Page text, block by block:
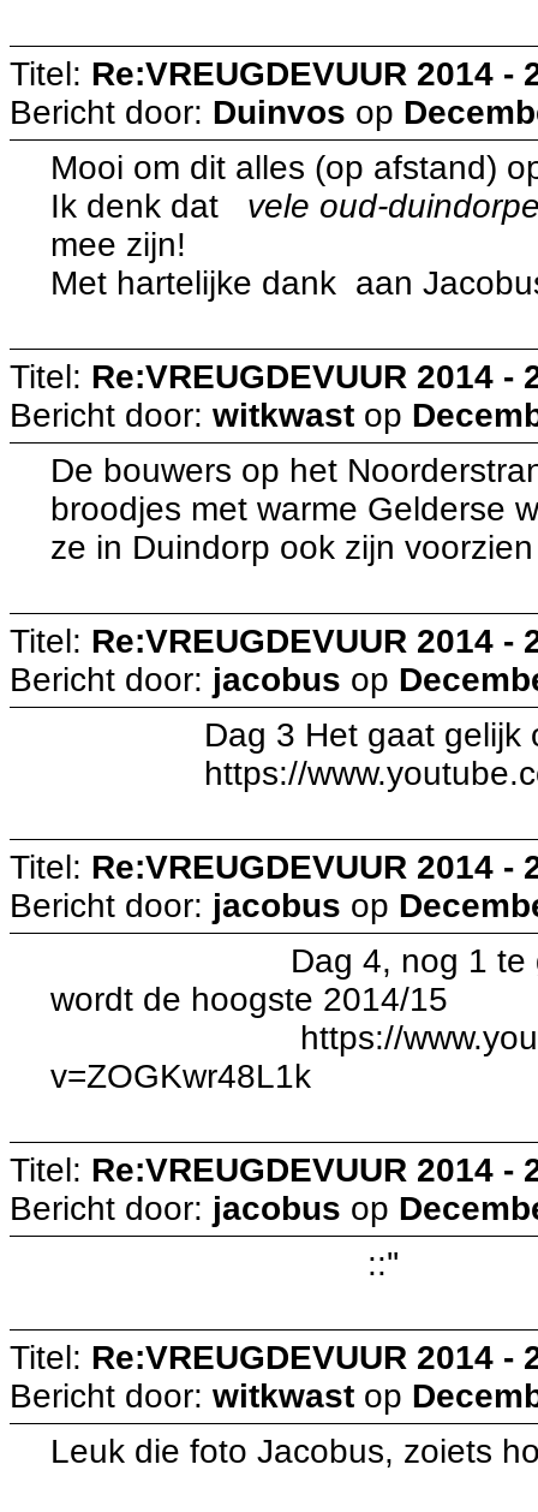
Titel: Re:VREUGDEVUUR 2014 -
Bericht door: Duinvos op
Mooi om dit alles (op afstand)
Ik denk dat vele oud-
mee zijn!
Met hartelijke dank aan
Titel: Re:VREUGDEVUUR 2014 -
Bericht door: witkwast op
De bouwers op het
broodjes met warme Gelderse
ze in Duindorp ook zijn
Titel: Re:VREUGDEVUUR 2014 -
Bericht door: jacobus op
Dag 3 Het gaat gelijk op
https://
Titel: Re:VREUGDEVUUR 2014 -
Bericht door: jacobus op
Dag 4, nog 1 te gaan
wordt de hoogste 2014/15
https://
v=ZOGKwr48L1k
Titel: Re:VREUGDEVUUR 2014 -
Bericht door: jacobus op
::''
Titel: Re:VREUGDEVUUR 2014 -
Bericht door: witkwast op
Leuk die foto Jacobus, zoiets